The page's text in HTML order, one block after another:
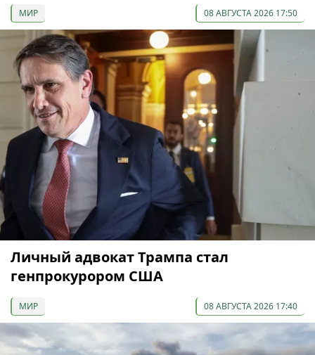
МИР 08 АВГУСТА 2026 17:50
Личный адвокат Трампа стал
генпрокурором США
МИР 08 АВГУСТА 2026 17:40